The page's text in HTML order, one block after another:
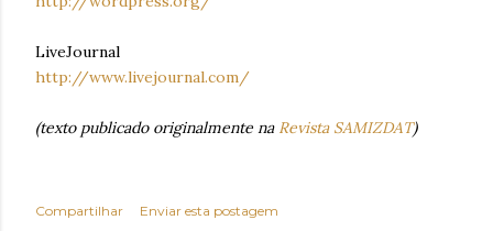
LiveJournal
http://www.livejournal.com/
(texto publicado originalmente na Revista SAMIZDAT)
Compartilhar
Enviar esta postagem